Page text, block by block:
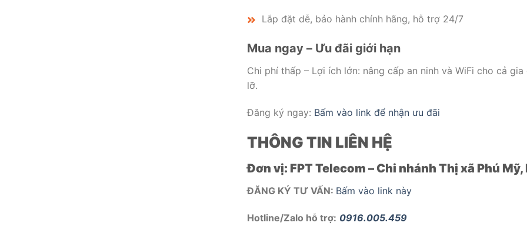
Lắp đặt dễ, bảo hành chính hãng, hỗ trợ 24/7
Mua ngay – Ưu đãi giới hạn
Chi phí thấp – Lợi ích lớn: nâng cấp an ninh và WiFi cho cả
lỡ.
Đăng ký ngay: Bấm vào link để nhận ưu đãi
THÔNG TIN LIÊN HỆ
Đơn vị: FPT Telecom – Chi nhánh Thị xã Phú Mỹ,
ĐĂNG KÝ TƯ VẤN: Bấm vào link này
Hotline/Zalo hỗ trợ: 0916.005.459